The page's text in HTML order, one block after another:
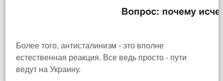
Более того, антисталинизм - это вполне
естественная реакция. Все ведь просто - пути
ведут на Украину.